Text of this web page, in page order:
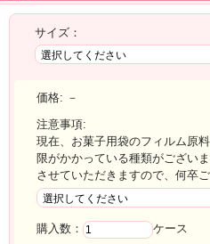
サイズ：
価格: －
注意事項:
現在、お菓子用袋のフィルム原
限がかかっている種類がござい
させていただきますので、何卒ご
購入数： ケース